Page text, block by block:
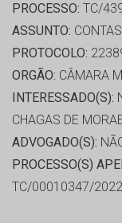
PROCESSO: TC/
ASSUNTO:
PROTOCOLO:
ORGÃO: CÂMARA
INTERESSADO(S):
CHAGAS DE
ADVOGADO(S):
PROCESSO(S)
TC/00010347/2022